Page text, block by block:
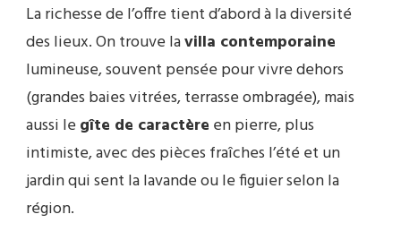
La richesse de l’offre tient d’abord à la diversité
des lieux. On trouve lavilla contemporaine
lumineuse, souvent pensée pour vivre dehors
(grandes baies vitrées, terrasse ombragée), mais
aussi le gîte de caractère en pierre, plus
intimiste, avec des pièces fraîches l’été et un
jardin qui sent la lavande ou le figuier selon la
région.